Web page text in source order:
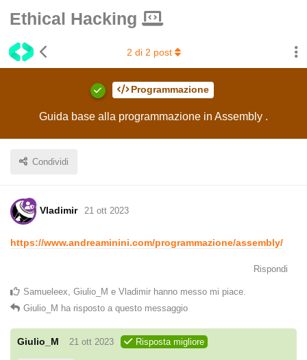
Ethical Hacking
Programmazione
Guida base alla programmazione in Assembly .
Condividi
2 di 2 post
Vladimir 21 ott 2023
https://www.andreaminini.com/programmazione/assembly/
Rispondi
Samueleex Giulio_M e Vladimir hanno messo mi piace
Giulio_M ha risposto a questo messaggio
Giulio_M 21 ott 2023 Risposta migliore